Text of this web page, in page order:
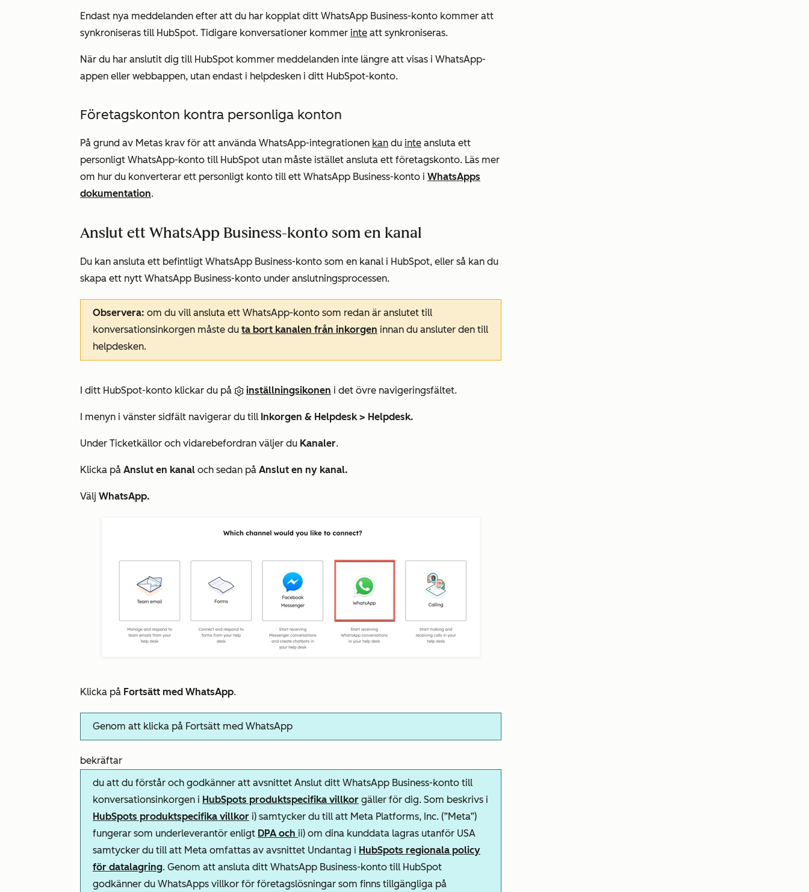
Endast nya meddelanden efter att du har kopplat ditt WhatsApp Business-konto kommer att
synkroniseras till HubSpot. Tidigare konversationer kommer inte att synkroniseras.
När du har anslutit dig till HubSpot kommer meddelanden inte längre att visas i WhatsApp-
appen eller webbappen, utan endast i helpdesken i ditt HubSpot-konto.
Företagskonton kontra personliga konton
På grund av Metas krav för att använda WhatsApp-integrationen kan du inte ansluta ett
personligt WhatsApp-konto till HubSpot utan måste istället ansluta ett företagskonto. Läs mer
om hur du konverterar ett personligt konto till ett WhatsApp Business-konto i WhatsApps
dokumentation.
Anslut ett WhatsApp Business-konto som en kanal
Du kan ansluta ett befintligt WhatsApp Business-konto som en kanal i HubSpot, eller så kan du
skapa ett nytt WhatsApp Business-konto under anslutningsprocessen.
Observera: om du vill ansluta ett WhatsApp-konto som redan är anslutet till
konversationsinkorgen måste du ta bort kanalen från inkorgen innan du ansluter den till
helpdesken.
I ditt HubSpot-konto klickar du på inställningsikonen i det övre navigeringsfältet.
I menyn i vänster sidfält navigerar du till Inkorgen & Helpdesk > Helpdesk.
Under Ticketkällor och vidarebefordran väljer du Kanaler.
Klicka på Anslut en kanal och sedan på Anslut en ny kanal.
Välj WhatsApp.
Klicka på Fortsätt med WhatsApp.
Genom att klicka på Fortsätt med WhatsApp
bekräftar
du att du förstår och godkänner att avsnittet Anslut ditt WhatsApp Business-konto till
konversationsinkorgen i HubSpots produktspecifika villkor gäller för dig. Som beskrivs i
HubSpots produktspecifika villkor i) samtycker du till att Meta Platforms, Inc. (”Meta”)
fungerar som underleverantör enligt DPA och ii) om dina kunddata lagras utanför USA
samtycker du till att Meta omfattas av avsnittet Undantag i HubSpots regionala policy
för datalagring. Genom att ansluta ditt WhatsApp Business-konto till HubSpot
godkänner du WhatsApps villkor för företagslösningar som finns tillgängliga på